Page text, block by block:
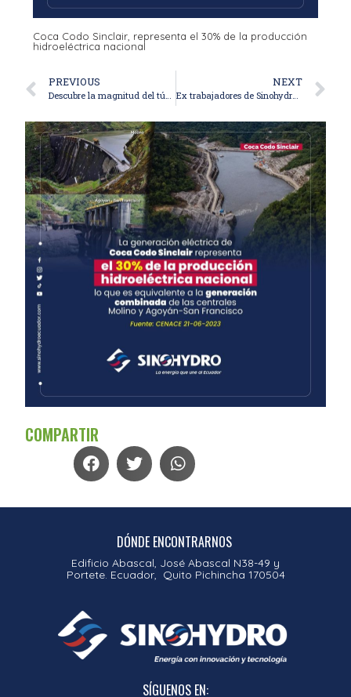
Coca Codo Sinclair, representa el 30% de la producción
hidroeléctrica nacional
PREVIOUS NEXT
Ex trabajadores de Sinohydro y habitantes de la zona de influencia de Coca Codo Sinclair hablan de los beneficios que significó el desarrollo del proyecto en el Sector.
COMPARTIR
DÓNDE ENCONTRARNOS
Edificio Abascal, José Abascal N38-49 y
Portete. Ecuador, Quito Pichincha 170504
SÍGUENOS EN: